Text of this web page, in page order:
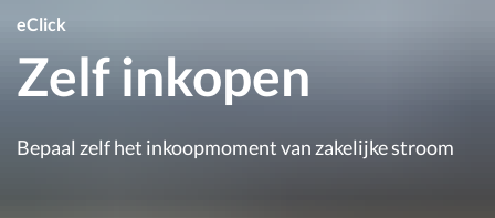
eClick
Zelf inkopen
Bepaal zelf het inkoopmoment van zakelijke stroom